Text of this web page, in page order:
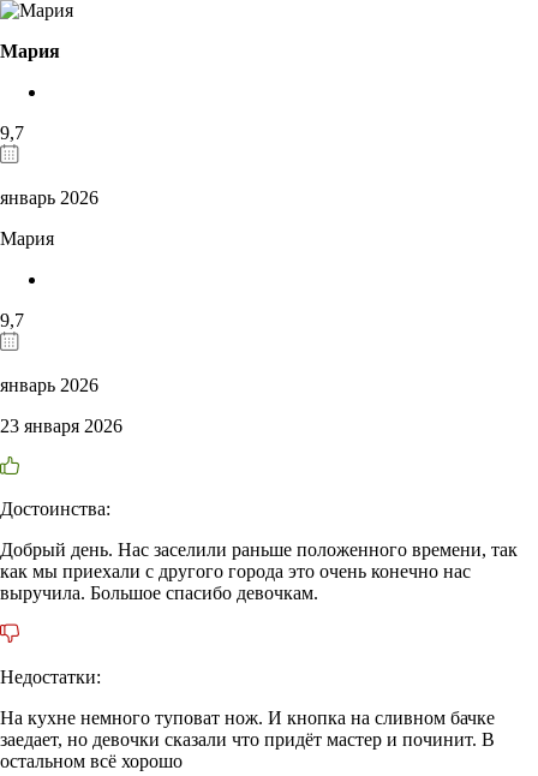
Мария
9,7
январь 2026
Мария
9,7
январь 2026
23 января 2026
Достоинства:
Добрый день. Нас заселили раньше положенного времени, так
как мы приехали с другого города это очень конечно нас
выручила. Большое спасибо девочкам.
Недостатки:
На кухне немного туповат нож. И кнопка на сливном бачке
заедает, но девочки сказали что придёт мастер и починит. В
остальном всё хорошо